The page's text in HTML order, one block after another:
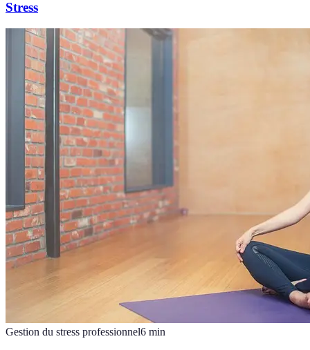
Stress
Gestion du stress professionnel6 min